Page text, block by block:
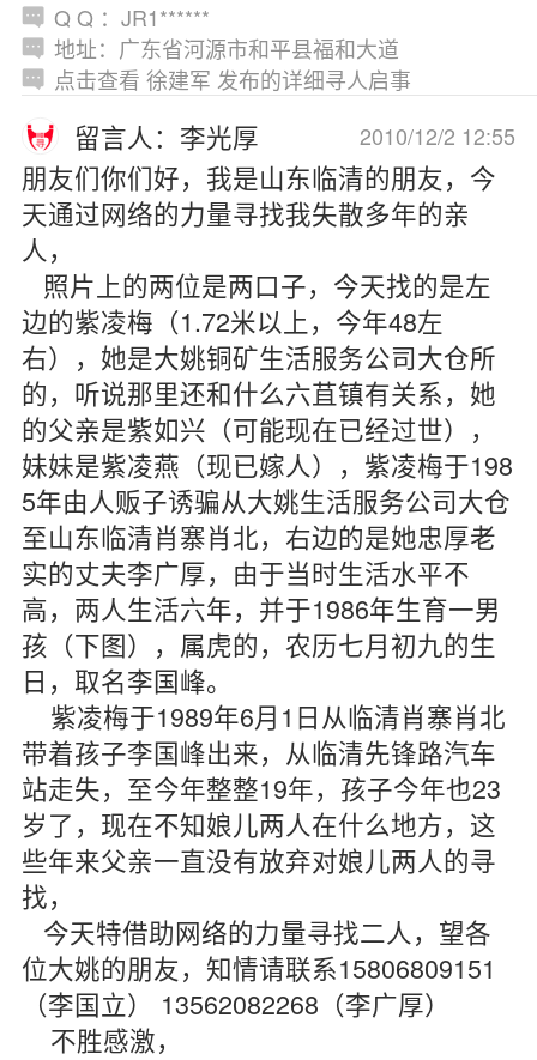
Q Q ：JR1******
地址：广东省河源市和平县福和大道
点击查看 徐建军 发布的详细寻人启事
2010/12/2 12:55
留言人：李光厚
朋友们你们好，我是山东临清的朋友，今
天通过网络的力量寻找我失散多年的亲
人，
照片上的两位是两口子，今天找的是左
边的紫凌梅（1.72米以上，今年48左
右），她是大姚铜矿生活服务公司大仓所
的，听说那里还和什么六苴镇有关系，她
的父亲是紫如兴（可能现在已经过世），
妹妹是紫凌燕（现已嫁人），紫凌梅于198
5年由人贩子诱骗从大姚生活服务公司大仓
至山东临清肖寨肖北，右边的是她忠厚老
实的丈夫李广厚，由于当时生活水平不
高，两人生活六年，并于1986年生育一男
孩（下图），属虎的，农历七月初九的生
日，取名李国峰。
紫凌梅于1989年6月1日从临清肖寨肖北
带着孩子李国峰出来，从临清先锋路汽车
站走失，至今年整整19年，孩子今年也23
岁了，现在不知娘儿两人在什么地方，这
些年来父亲一直没有放弃对娘儿两人的寻
找，
今天特借助网络的力量寻找二人，望各
位大姚的朋友，知情请联系15806809151
（李国立） 13562082268（李广厚）
不胜感激，